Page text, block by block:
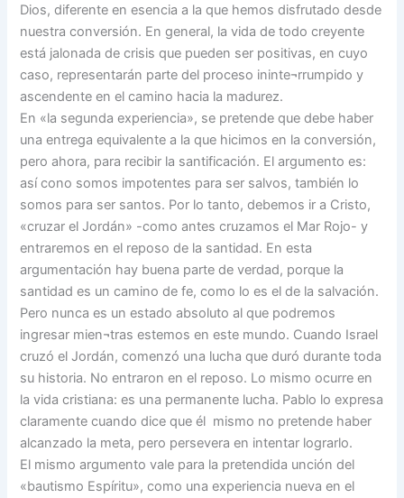
Dios, diferente en esencia a la que hemos disfrutado desde
nuestra conversión. En general, la vida de todo creyente
está jalonada de crisis que pueden ser positivas, en cuyo
caso, representarán parte del proceso ininte¬rrumpido y
ascendente en el camino hacia la madurez.
En «la segunda experiencia», se pretende que debe haber
una entrega equivalente a la que hicimos en la conversión,
pero ahora, para recibir la santificación. El argumento es:
así cono somos impotentes para ser salvos, también lo
somos para ser santos. Por lo tanto, debemos ir a Cristo,
«cruzar el Jordán» -como antes cruzamos el Mar Rojo- y
entraremos en el reposo de la santidad. En esta
argumentación hay buena parte de verdad, porque la
santidad es un camino de fe, como lo es el de la salvación.
Pero nunca es un estado absoluto al que podremos
ingresar mien¬tras estemos en este mundo. Cuando Israel
cruzó el Jordán, comenzó una lucha que duró durante toda
su historia. No entraron en el reposo. Lo mismo ocurre en
la vida cristiana: es una permanente lucha. Pablo lo expresa
claramente cuando dice que él mismo no pretende haber
alcanzado la meta, pero persevera en intentar lograrlo.
El mismo argumento vale para la pretendida unción del
«bautismo Espíritu», como una experiencia nueva en el